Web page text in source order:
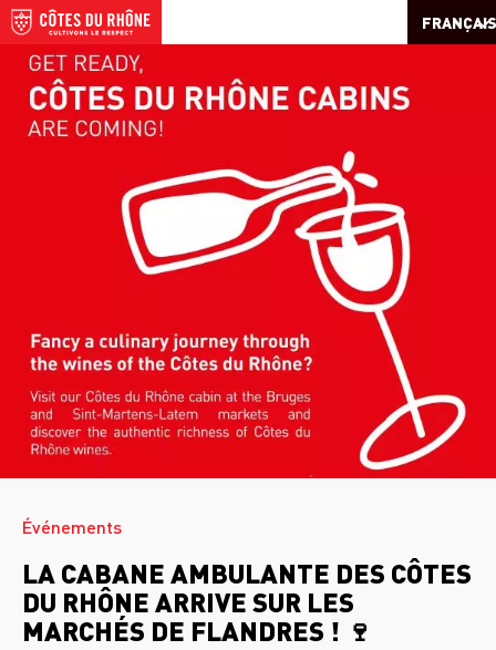
FRANÇAIS
Événements
LA CABANE AMBULANTE DES CÔTES
DU RHÔNE ARRIVE SUR LES
MARCHÉS DE FLANDRES ! 🍷